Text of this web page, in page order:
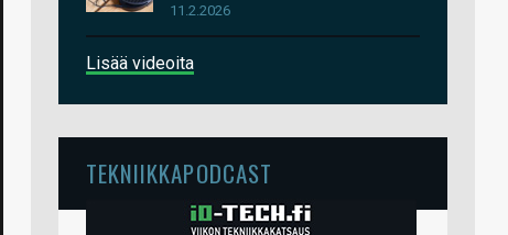
11.2.2026
Lisää videoita
TEKNIIKKAPODCAST